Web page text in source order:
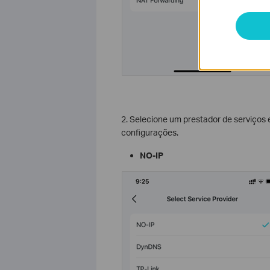
2. Selecione um prestador de
configurações.
NO-IP